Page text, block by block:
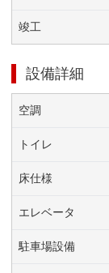
竣工
設備詳細
空調
トイレ
床仕様
エレベータ
駐車場設備